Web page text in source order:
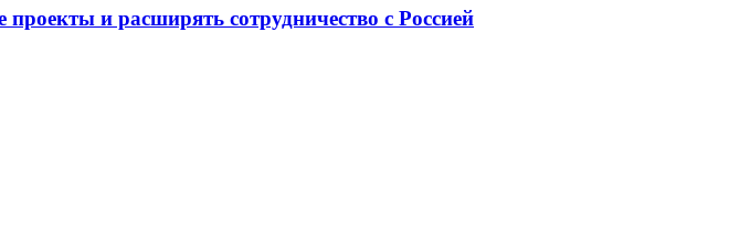
и расширять сотрудничество с Россией